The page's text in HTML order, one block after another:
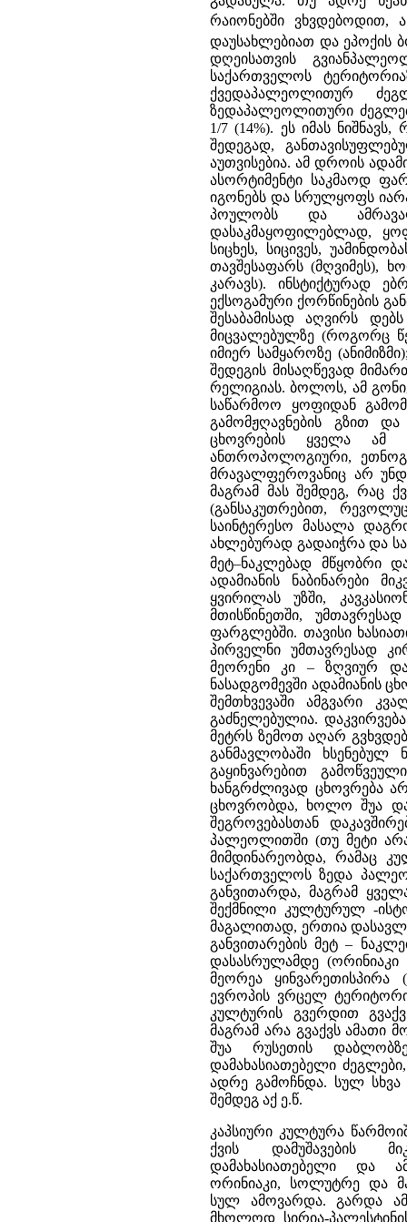
რაიონებში ვხვდებოდით,
დაუსახლებიათ და ეპოქის
დღეისათვის
საქართველოს
ქვედაპალეოლითურ
ზედაპალეოლითური
1/7 (14%). ეს იმას
შედეგად,
აუთვისებია. ამ დროის
ასორტიმენტი საკმაოდ
იგონებს და სრულყოფს
პოულობს და
დასაკმაყოფილებლად,
სიცხეს, სიცივეს,
თავშესაფარს (მღვიმეს),
კარავს). ინსტიქტურად
ექსოგამური ქორწინების
შესაბამისად აღვირს
მიცვალებულზე (როგორც
იმიერ სამყაროზე
შედეგის მისაღწევად
რელიგიას. ბოლოს, ამ
საწარმოო ყოფიდან
გამომჟღავნების გზით
ცხოვრების ყველა ამ
ანთროპოლოგიური,
მრავალფეროვანიც არ
მაგრამ მას შემდეგ, რაც
(განსაკუთრებით,
საინტერესო მასალა
ახლებურად გადაიჭრა და
მეტ–ნაკლებად მწყობრი
ადამიანის ნაბინარები
ყვირილას უზში,
მთისწინეთში,
ფარგლებში. თავისი
პირველნი უმთავრესად
მეორენი კი – ზღვიურ და
ნასადგომევში ადამიანის
შემთხვევაში ამგვარი
გაძნელებულია.
მეტრს ზემოთ აღარ
განმავლობაში
გაყინვარებით
ხანგრძლივად ცხოვრება
ცხოვრობდა, ხოლო შუა და
შეგროვებასთან
პალეოლითში (თუ მეტი
მიმდინარეობდა, რამაც
საქართველოს ზედა
განვითარდა, მაგრამ
შექმნილი კულტურულ -
მაგალითად, ერთია
განვითარების მეტ –
დასასრულამდე
მეორეა
ევროპის ვრცელ
კულტურის გვერდით
მაგრამ არა გვაქვს ამათი
შუა რუსეთის
დამახასიათებელი
ადრე გამოჩნდა. სულ
შემდეგ აქ ე.წ.
კაპსიური კულტურა
ქვის დამუშავების
დამახასიათებელი და
ორინიაკი, სოლუტრე და
სულ ამოვარდა. გარდა
მხოლოდ სირია-